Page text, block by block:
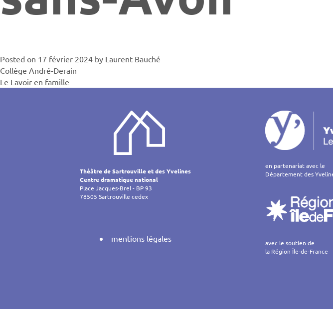
Posted on 17 février 2024 by Laurent Bauché
Navigation
l’article
Collège André-Derain
Le Lavoir en famille
Théâtre de Sartrouville et des Yvelines
Centre dramatique national
Place Jacques-Brel - BP 93
78505 Sartrouville cedex
mentions légales
en partenariat avec le
Département des
avec le soutien de
la Région Île-de-France